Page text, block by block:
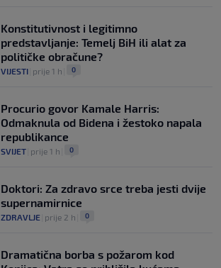
Konstitutivnost i legitimno
predstavljanje: Temelj BiH ili alat za
političke obračune?
VIJESTI prije 1 h 0
Procurio govor Kamale Harris:
Odmaknula od Bidena i žestoko napala
republikance
SVIJET prije 1 h 0
Doktori: Za zdravo srce treba jesti dvije
supernamirnice
ZDRAVLJE prije 2 h 0
Dramatična borba s požarom kod